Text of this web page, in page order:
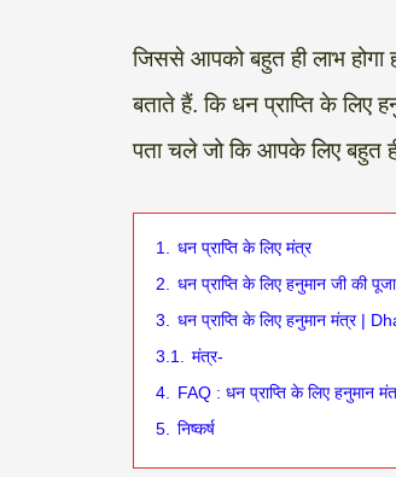
जिससे आपको बहुत ही लाभ होगा
बताते हैं. कि धन प्राप्ति के
पता चले जो कि आपके लिए बहुत
1. धन प्राप्ति के लिए मंत्र
2. धन प्राप्ति के लिए हनुमान जी की
3. धन प्राप्ति के लिए हनुमान मंत्र |
3.1. मंत्र-
4. FAQ : धन प्राप्ति के लिए हनुमान
5. निष्कर्ष